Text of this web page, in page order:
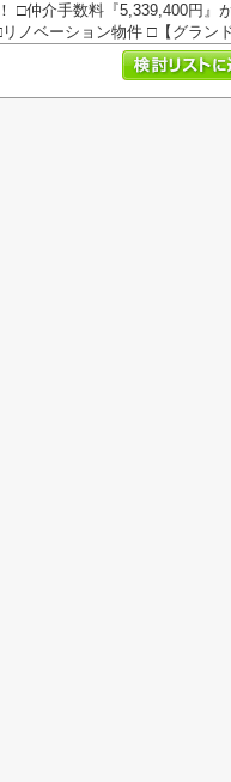
□仲介手数料『5,339,400円』
ベーション物件 □【グラン